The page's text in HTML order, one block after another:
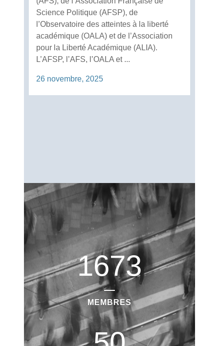
Science Politique (AFSP), de
l’Observatoire des atteintes à la liberté
académique (OALA) et de l’Association
pour la Liberté Académique (ALIA).
L’AFSP, l’AFS, l’OALA et ...
26 novembre, 2025
1673
MEMBRES